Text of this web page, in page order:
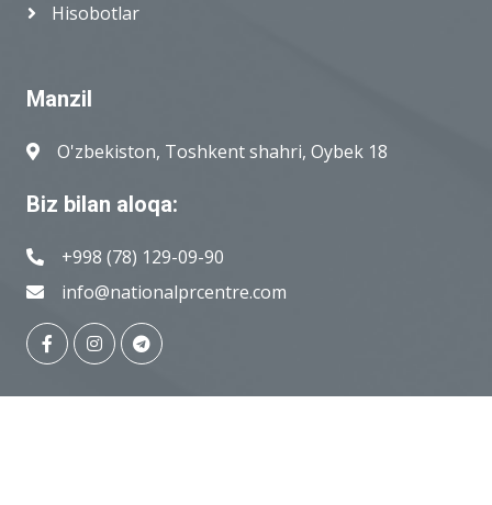
Hisobotlar
Manzil
O'zbekiston, Toshkent shahri, Oybek 18
Biz bilan aloqa:
+998 (78) 129-09-90
info@nationalprcentre.com